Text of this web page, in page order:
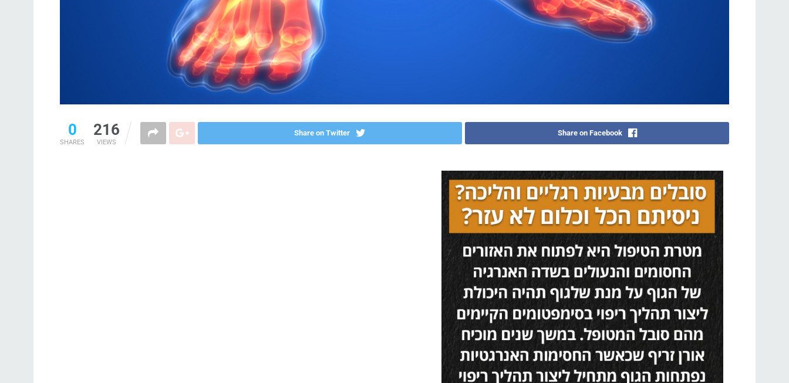
0
SHARES
216
VIEWS
Share on Facebook
Share on Twitter